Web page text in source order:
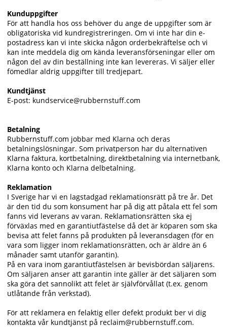
Kunduppgifter
För att handla hos oss behöver du ange de uppgifter som är
obligatoriska vid kundregistreringen. Om vi inte har din e-
postadress kan vi inte skicka någon orderbekräftelse och vi
kan inte meddela dig om kända leveransförseningar eller om
någon del av din beställning inte kan levereras. Vi säljer eller
fömedlar aldrig uppgifter till tredjepart.
Kundtjänst
E-post: kundservice@rubbernstuff.com
Betalning
Rubbernstuff.com jobbar med Klarna och deras
betalningslösningar. Som privatperson har du alternativen
Klarna faktura, kortbetalning, direktbetalning via internetbank,
Klarna konto och Klarna delbetalning.
Reklamation
I Sverige har vi en lagstadgad reklamationsrätt på tre år. Det
är den tid du som konsument har på dig att påtala ett fel som
fanns vid leverans av varan. Reklamationsrätten ska ej
förväxlas med en garantiutfästelse då det är köparen som ska
bevisa att felet fanns på produkten på leveransdagen (för en
vara som ligger inom reklamationsrätten, och är äldre än 6
månader samt utanför garantin).
På en vara inom garantiutfästelsen är bevisbördan säljarens.
Om säljaren anser att garantin inte gäller är det säljaren som
ska göra det sannolikt att felet är självförvållat (t.ex. genom
utlåtande från verkstad).
För att reklamera en felaktig eller defekt produkt ber vi dig
kontakta vår kundtjänst på reclaim@rubbernstuff.com.